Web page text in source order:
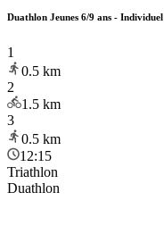
Duathlon Jeunes 6/9 ans - Individuel
1
0.5 km
2
1.5 km
3
0.5 km
12:15
Triathlon
Duathlon